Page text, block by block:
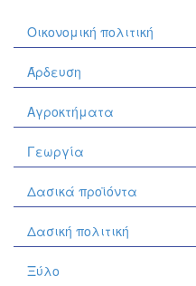
Οικονομική πολιτική
Άρδευση
Αγροκτήματα
Γεωργία
Δασικά προϊόντα
Δασική πολιτική
Ξύλο